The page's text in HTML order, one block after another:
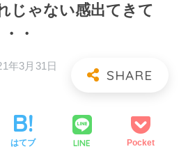
じゃない感出てきて
・
年3月31日
はてブ LINE Pocket